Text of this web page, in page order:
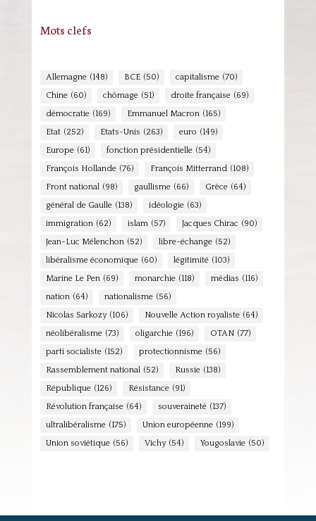
Mots clefs
Allemagne (148) BCE (50) capitalisme (70)
Chine (60) chômage (51) droite française (69)
démocratie (169) Emmanuel Macron (165)
Etat (252) Etats-Unis (263) euro (149)
Europe (61) fonction présidentielle (54)
François Hollande (76) François Mitterrand (108)
Front national (98) gaullisme (66) Grèce (64)
général de Gaulle (138) idéologie (63)
immigration (62) islam (57) Jacques Chirac (90)
Jean-Luc Mélenchon (52) libre-échange (52)
libéralisme économique (60) légitimité (103)
Marine Le Pen (69) monarchie (118) médias (116)
nation (64) nationalisme (56)
Nicolas Sarkozy (106) Nouvelle Action royaliste (64)
néolibéralisme (73) oligarchie (196) OTAN (77)
parti socialiste (152) protectionnisme (56)
Rassemblement national (52) Russie (138)
République (126) Résistance (91)
Révolution française (64) souveraineté (137)
ultralibéralisme (175) Union européenne (199)
Union soviétique (56) Vichy (54) Yougoslavie (50)